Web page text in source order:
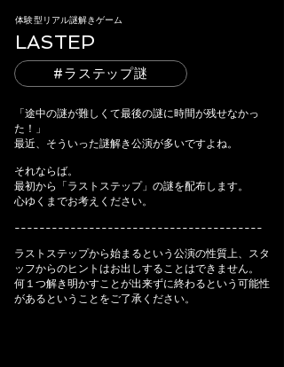
体験型リアル謎解きゲーム
LASTEP
「途中の謎が難しくて最後の謎に時間が残せなかっ
た！」
最近、そういった謎解き公演が多いですよね。
それならば。
最初から「ラストステップ」の謎を配布します。
心ゆくまでお考えください。
----------------------------------------
ラストステップから始まるという公演の性質上、スタ
ッフからのヒントはお出しすることはできません。
何１つ解き明かすことが出来ずに終わるという可能性
があるということをご了承ください。
#ラステップ謎